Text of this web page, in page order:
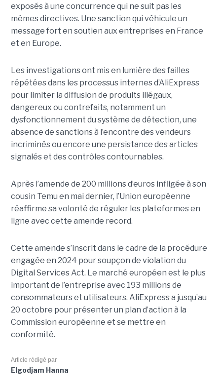
exposés à une concurrence qui ne suit pas les
mêmes directives. Une sanction qui véhicule un
message fort en soutien aux entreprises en France
et en Europe.
Les investigations ont mis en lumière des failles
répétées dans les processus internes d’AliExpress
pour limiter la diffusion de produits illégaux,
dangereux ou contrefaits, notamment un
dysfonctionnement du système de détection, une
absence de sanctions à l’encontre des vendeurs
incriminés ou encore une persistance des articles
signalés et des contrôles contournables.
Après l’amende de 200 millions d’euros infligée à son
cousin Temu en mai dernier, l’Union européenne
réaffirme sa volonté de réguler les plateformes en
ligne avec cette amende record.
Cette amende s’inscrit dans le cadre de la procédure
engagée en 2024 pour soupçon de violation du
Digital Services Act. Le marché européen est le plus
important de l’entreprise avec 193 millions de
consommateurs et utilisateurs. AliExpress a jusqu’au
20 octobre pour présenter un plan d’action à la
Commission européenne et se mettre en
conformité.
Article rédigé par
Elgodjam Hanna